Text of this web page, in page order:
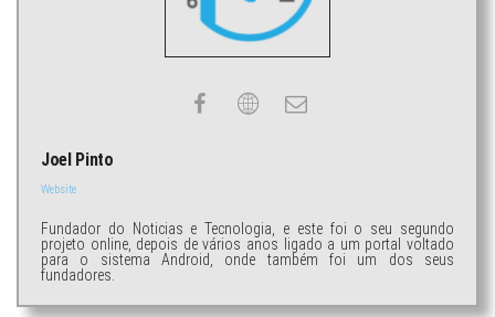
Joel Pinto
Website
Fundador do Noticias e Tecnologia, e este foi o seu segundo
projeto online, depois de vários anos ligado a um portal voltado
para o sistema Android, onde também foi um dos seus
fundadores.